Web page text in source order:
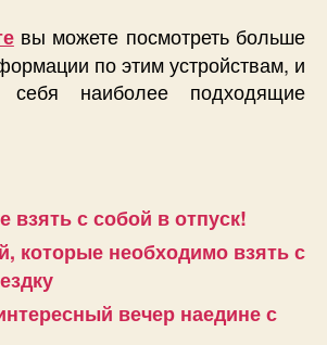
вы можете посмотреть больше
по этим устройствам, и
наиболее подходящие
взять с собой в отпуск!
которые необходимо взять с
вечер наедине с